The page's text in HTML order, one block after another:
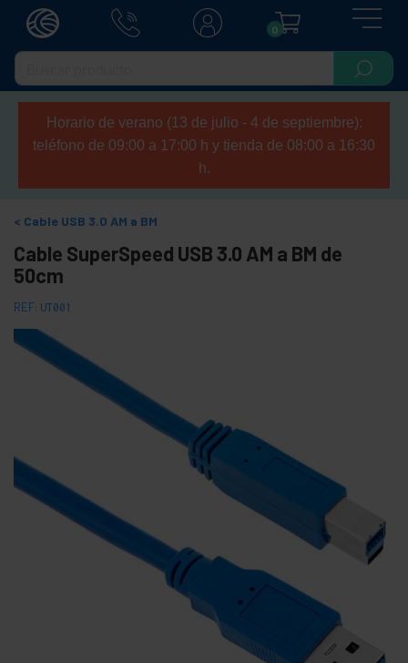
0
Horario de verano (13 de julio - 4 de septiembre):
teléfono de 09:00 a 17:00 h y tienda de 08:00 a 16:30
h.
Cable USB 3.0 AM a BM
Cable SuperSpeed USB 3.0 AM a BM de
50cm
REF: UT001